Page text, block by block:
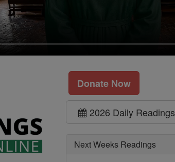
Donate Now
2026 Daily Readings
Next Weeks Readings